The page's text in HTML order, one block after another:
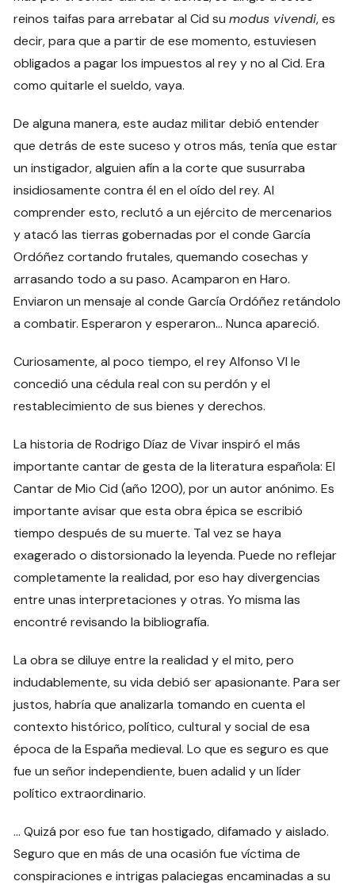
reinos taifas para arrebatar al Cid sumodus vivendi, es
decir, para que a partir de ese momento, estuviesen
obligados a pagar los impuestos al rey y no al Cid. Era
como quitarle el sueldo, vaya.
De alguna manera, este audaz militar debió entender
que detrás de este suceso y otros más, tenía que estar
un instigador, alguien afín a la corte que susurraba
insidiosamente contra él en el oído del rey. Al
comprender esto, reclutó a un ejército de mercenarios
y atacó las tierras gobernadas por el conde García
Ordóñez cortando frutales, quemando cosechas y
arrasando todo a su paso. Acamparon en Haro.
Enviaron un mensaje al conde García Ordóñez retándolo
a combatir. Esperaron y esperaron… Nunca apareció.
Curiosamente, al poco tiempo, el rey Alfonso VI le
concedió una cédula real con su perdón y el
restablecimiento de sus bienes y derechos.
La historia de Rodrigo Díaz de Vivar inspiró el más
importante cantar de gesta de la literatura española: El
Cantar de Mio Cid (año 1200), por un autor anónimo. Es
importante avisar que esta obra épica se escribió
tiempo después de su muerte. Tal vez se haya
exagerado o distorsionado la leyenda. Puede no reflejar
completamente la realidad, por eso hay divergencias
entre unas interpretaciones y otras. Yo misma las
encontré revisando la bibliografía.
La obra se diluye entre la realidad y el mito, pero
indudablemente, su vida debió ser apasionante. Para ser
justos, habría que analizarla tomando en cuenta el
contexto histórico, político, cultural y social de esa
época de la España medieval. Lo que es seguro es que
fue un señor independiente, buen adalid y un líder
político extraordinario.
… Quizá por eso fue tan hostigado, difamado y aislado.
Seguro que en más de una ocasión fue víctima de
conspiraciones e intrigas palaciegas encaminadas a su